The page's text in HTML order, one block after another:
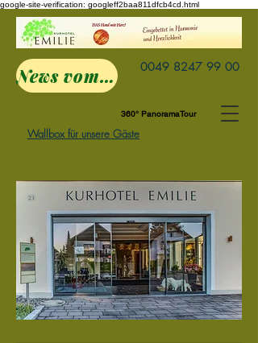
google-site-verification: googleff2baa811dfcb4cd.html
0049 8247 99 00
360° PanoramaTour
News vom Emilie
Wallbox für unsere Gäste